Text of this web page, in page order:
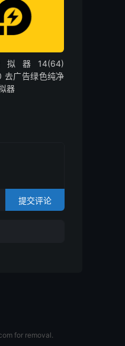
器14(64)
去广告绿色纯净
器
提交评论
for removal.